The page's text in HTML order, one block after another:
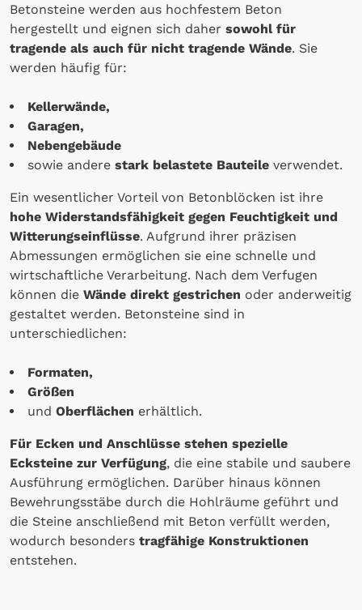
Betonsteine werden aus hochfestem Beton
hergestellt und eignen sich daher sowohl für
tragende als auch für nicht tragende Wände. Sie
werden häufig für:
Kellerwände,
Garagen,
Nebengebäude
sowie andere stark belastete Bauteile verwendet.
Ein wesentlicher Vorteil von Betonblöcken ist ihre
hohe Widerstandsfähigkeit gegen Feuchtigkeit und
Witterungseinflüsse. Aufgrund ihrer präzisen
Abmessungen ermöglichen sie eine schnelle und
wirtschaftliche Verarbeitung. Nach dem Verfugen
können die Wände direkt gestrichen oder anderweitig
gestaltet werden. Betonsteine sind in
unterschiedlichen:
Formaten,
Größen
und Oberflächen erhältlich.
Für Ecken und Anschlüsse stehen spezielle
Ecksteine zur Verfügung, die eine stabile und saubere
Ausführung ermöglichen. Darüber hinaus können
Bewehrungsstäbe durch die Hohlräume geführt und
die Steine anschließend mit Beton verfüllt werden,
wodurch besonders tragfähige Konstruktionen
entstehen.